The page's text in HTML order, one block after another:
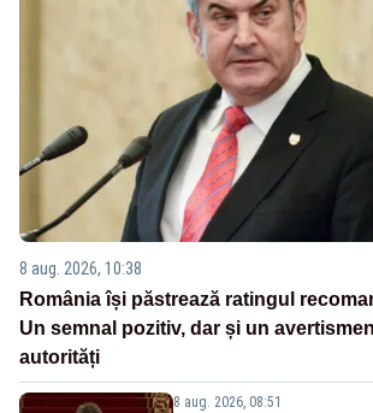
8 aug. 2026, 10:38
România își păstrează ratingul
Un semnal pozitiv, dar și un
autorități
8 aug. 2026, 08:51